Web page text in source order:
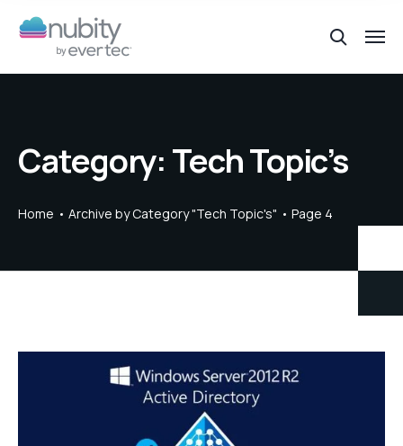
Category: Tech Topic’s
Home Archive by Category "Tech Topic's" Page 4